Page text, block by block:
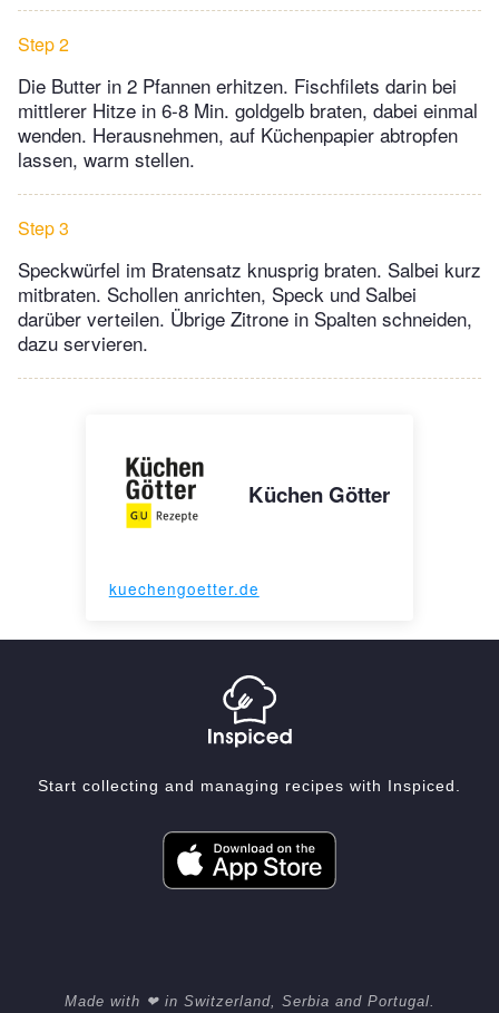
Step 2
Die Butter in 2 Pfannen erhitzen. Fischfilets darin bei
mittlerer Hitze in 6-8 Min. goldgelb braten, dabei einmal
wenden. Herausnehmen, auf Küchenpapier abtropfen
lassen, warm stellen.
Step 3
Speckwürfel im Bratensatz knusprig braten. Salbei kurz
mitbraten. Schollen anrichten, Speck und Salbei
darüber verteilen. Übrige Zitrone in Spalten schneiden,
dazu servieren.
Küchen Götter
kuechengoetter.de
Start collecting and managing recipes with Inspiced.
Made with ❤ in Switzerland, Serbia and Portugal.